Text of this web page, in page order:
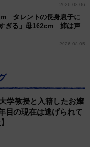
2026.08.06
タレントの長身息子に
ぎる」母162cm 姉は声
2026.08.05
学教授と入籍したお嬢
目の現在は逃げられて